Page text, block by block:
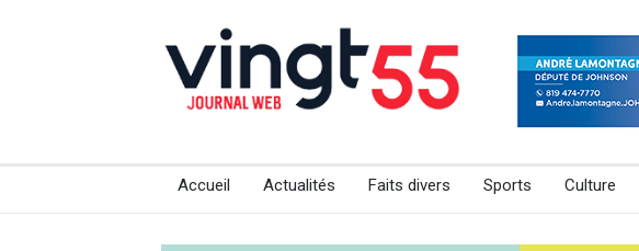
Accueil Actualités Faits divers Sports Culture